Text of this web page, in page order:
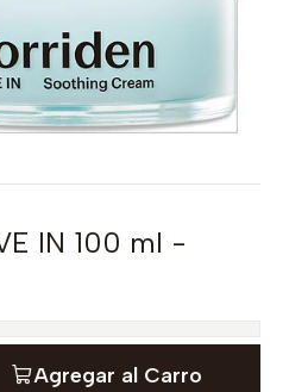
IN 100 ml -
Agregar al Carro